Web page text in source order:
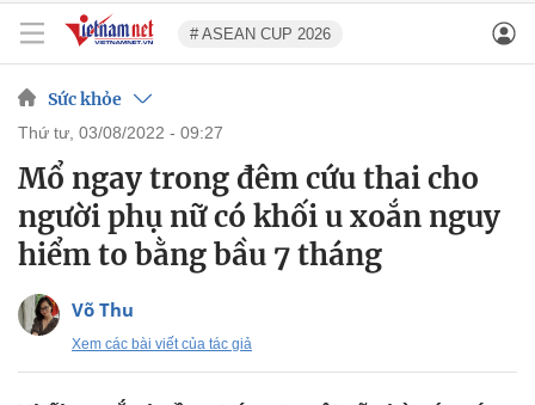
# ASEAN CUP 2026
Sức khỏe
thứ tư, 03/08/2022 - 09:27
Mổ ngay trong đêm cứu thai cho
người phụ nữ có khối u xoắn nguy
hiểm to bằng bầu 7 tháng
Võ Thu
Xem các bài viết của tác giả